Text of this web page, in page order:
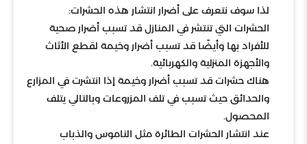
لذا سوف نتعرف على أضرار انتشار هذه الحشرات:
الحشرات التي تنتشر في المنازل قد تسبب أضرار صحية
للأفراد بها وأيضًا قد تسبب أضرار وخيمة لقطع الأثاث
والأجهزة المنزلية والكهربائية.
هناك حشرات قد تسبب أضرار وخيمة إذا انتشرت في المزارع
والحدائق حيث تسبب في تلف المزروعات وبالتالي يتلف
المحصول.
عند انتشار الحشرات الطائرة مثل الناموس والذباب